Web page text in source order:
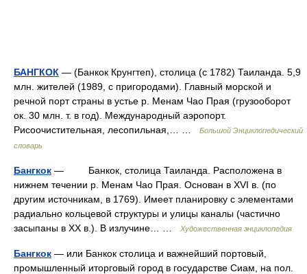
БАНГКОК — (Банкок Крунгтеп), столица (с 1782) Таиланда. 5,9
млн. жителей (1989, с пригородами). Главный морской и
речной порт страны в устье р. Менам Чао Прая (грузооборот
ок. 30 млн. т. в год). Международный аэропорт.
Рисоочистительная, лесопильная,… …
Большой Энциклопедический
словарь
Бангкок — Банкок, столица Таиланда. Расположена в
нижнем течении р. Менам Чао Прая. Основан в XVI в. (по
другим источникам, в 1769). Имеет планировку с элементами
радиально кольцевой структуры и улицы каналы (частично
засыпаны в XX в.). В излучине… …
Художественная энциклопедия
Бангкок — или Банкок столица и важнейший портовый,
промышленный иторговый город в государстве Сиам, на пол.